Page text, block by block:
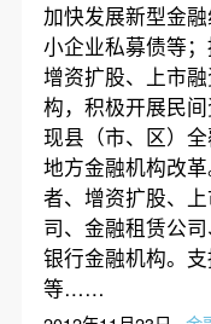
加快发展新型金
小企业私募债等
增资扩股、上市
构，积极开展民
现县（市、区）
地方金融机构改
者、增资扩股、
司、金融租赁公
银行金融机构。
等……